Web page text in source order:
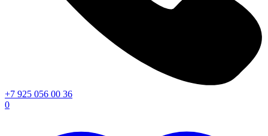
+7 925 056 00 36
0